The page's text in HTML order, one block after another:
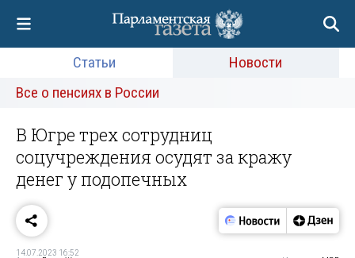
Статьи
Новости
Все о пенсиях в России
В Югре трех сотрудниц
соцучреждения осудят за кражу
денег у подопечных
14.07.2023 16:52